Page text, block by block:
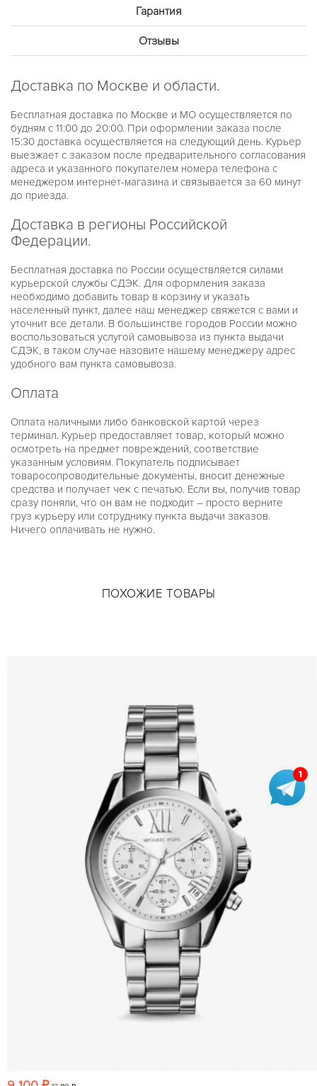
Гарантия
Отзывы
Доставка по Москве и области.
Бесплатная доставка по Москве и МО осуществляется по
будням с 11:00 до 20:00. При оформлении заказа после
15:30 доставка осуществляется на следующий день. Курьер
выезжает с заказом после предварительного согласования
адреса и указанного покупателем номера телефона с
менеджером интернет-магазина и связывается за 60 минут
до приезда.
Доставка в регионы Российской
Федерации.
Бесплатная доставка по России осуществляется силами
курьерской службы СДЭК. Для оформления заказа
необходимо добавить товар в корзину и указать
населенный пункт, далее наш менеджер свяжется с вами и
уточнит все детали. В большинстве городов России можно
воспользоваться услугой самовывоза из пункта выдачи
СДЭК, в таком случае назовите нашему менеджеру адрес
удобного вам пункта самовывоза.
Оплата
Оплата наличными либо банковской картой через
терминал. Курьер предоставляет товар, который можно
осмотреть на предмет повреждений, соответствие
указанным условиям. Покупатель подписывает
товаросопроводительные документы, вносит денежные
средства и получает чек с печатью. Если вы, получив товар
сразу поняли, что он вам не подходит – просто верните
груз курьеру или сотруднику пункта выдачи заказов.
Ничего оплачивать не нужно.
ПОХОЖИЕ ТОВАРЫ
LAYTON
LEXINGTON
LILIANE
MINI PILOT PAVE
PARKER
PILOT
RAQUEL
RUNWAY
RUNWAY SLIM
SIDNEY
WREN
ЖЕЛТОЕ ЗОЛОТО
ЗОЛОТЫЕ
МУЖСКИЕ
РОЗОВОЕ ЗОЛОТО
УНИСЕКС
ЧЕРНЫЕ
О КОМПАНИИ
ДОСТАВКА И ОПЛАТА
ГАРАНТИЯ И ВОЗВРАТ